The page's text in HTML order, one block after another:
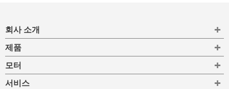
회사 소개
제품
모터
서비스